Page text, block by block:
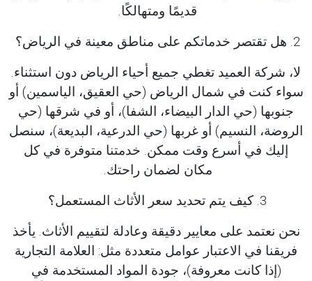
قديمًا ومتهالكًا.
2. هل تقتصر خدماتكم على مناطق معينة في الرياض؟
لا، شركة العميد تغطي جميع أحياء الرياض دون استثناء.
سواء كنت في شمال الرياض (حي العقيق، الياسمين) أو
جنوبها (حي الدار البيضاء، الشفا)، أو في شرقها (حي
الروضة، النسيم) أو غربها (حي الدرعية، البديعة)، سنصل
إليك في أسرع وقت ممكن. خدمتنا متوفرة في كل
مكان لضمان راحتك.
3. كيف يتم تحديد سعر الأثاث المستعمل؟
نحن نعتمد على معايير دقيقة وعادلة لتقييم الأثاث. يأخذ
فريقنا في الاعتبار عوامل متعددة مثل: العلامة التجارية
(إذا كانت معروفة)، جودة المواد المستخدمة في